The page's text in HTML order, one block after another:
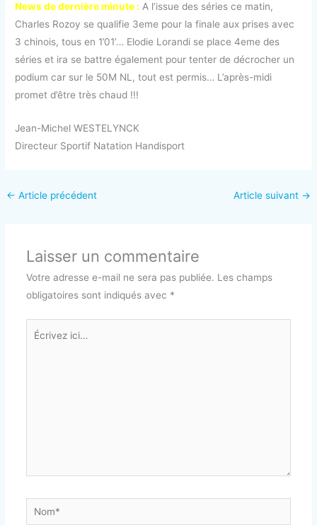
News de dernière minute : A l’issue des séries ce matin,
Charles Rozoy se qualifie 3eme pour la finale aux prises avec
3 chinois, tous en 1’01’… Elodie Lorandi se place 4eme des
séries et ira se battre également pour tenter de décrocher un
podium car sur le 50M NL, tout est permis… L’après-midi
promet d’être très chaud !!!
Jean-Michel WESTELYNCK
Directeur Sportif Natation Handisport
← Article précédent Article suivant →
Laisser un commentaire
Votre adresse e-mail ne sera pas publiée. Les champs
obligatoires sont indiqués avec *
Écrivez
Nom*